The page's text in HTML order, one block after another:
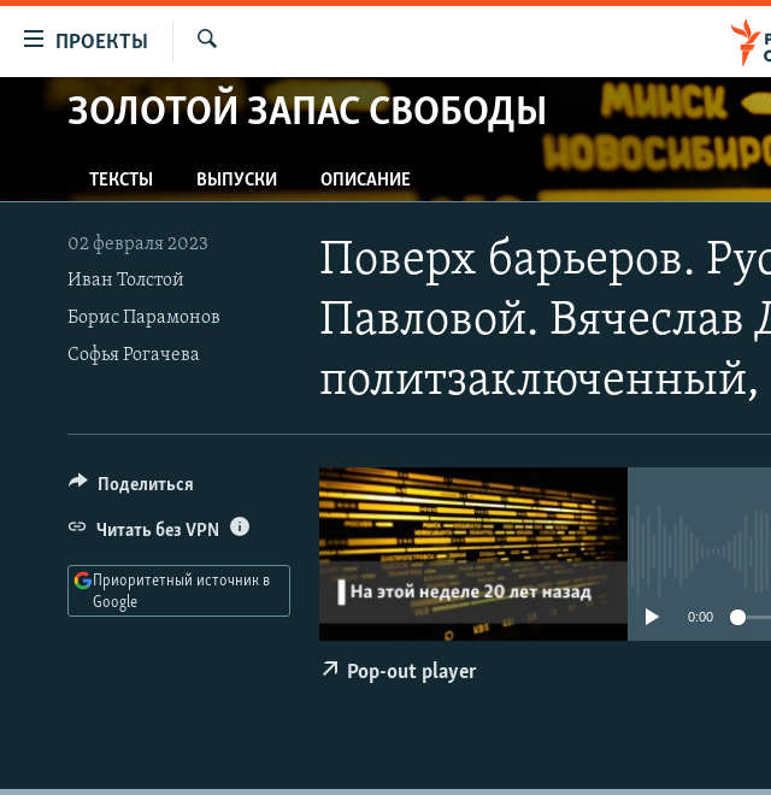
упрощенного
Вернуться
к
основному
содержанию
главной
ПРОЕКТЫ
ПРОГРАММЫ
АВТОРСКИЕ ПРОЕКТЫ
ЦИТАТЫ СВОБОДЫ
МНЕНИЯ
КУЛЬТУРА
IDEL.РЕАЛИИ
СИБИРЬ.РЕАЛИИ
РАСПИСАНИЕ ВЕЩАНИЯ
ПОДПИШИТЕСЬ НА РАССЫЛКУ
ЗОЛОТОЙ ЗАПАС СВОБОДЫ
ТЕКСТЫ ВЫПУСКИ ОПИСАНИЕ
Поверх барьеров.
Павловой.
политзаключенный,
02 февраля 2023
Иван Толстой
Борис Парамонов
Софья Рогачева
0:00
Pop-out player
Поделиться
Читать без VPN
Приоритетный источник в
Google